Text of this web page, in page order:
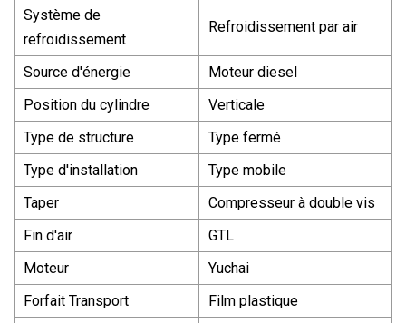
Système de
refroidissement
Refroidissement par air
Source d'énergie
Moteur diesel
Position du cylindre
Verticale
Type de structure
Type fermé
Type d'installation
Type mobile
Taper
Compresseur à double vis
Fin d'air
GTL
Moteur
Yuchai
Forfait Transport
Film plastique